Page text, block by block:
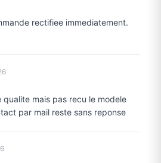
rectifiee immediatement.
qualite mais pas recu le modele
par mail reste sans reponse